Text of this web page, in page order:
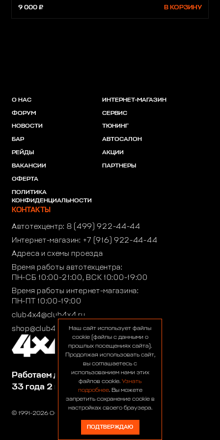
9 000 ₽ В КОРЗИНУ
© 1991-2026 ООО «Сервис 4х4»
Работаем для вас:
33 года 2 месяца 25 дней
О НАС
ФОРУМ
НОВОСТИ
БАР
РЕЙДЫ
ВАКАНСИИ
ОФЕРТА
ПОЛИТИКА
КОНФИДЕНЦИАЛЬНОСТИ
ИНТЕРНЕТ-МАГАЗИН
СЕРВИС
ТЮНИНГ
АВТОСАЛОН
АКЦИИ
ПАРТНЕРЫ
КОНТАКТЫ
Автотехцентр: 8 (499) 922-44-44
Интернет-магазин: +7 (916) 922-44-44
Адреса и схемы проезда
Время работы автотехцентра:
ПН-СБ 10:00-21:00, ВСК 10:00-19:00
Время работы интернет-магазина:
ПН-ПТ 10:00-19:00
club4x4@club4x4.ru
shop@club4x4.ruНаш сайт использует файлы
cookie (файлы с данными о
прошлых посещениях сайта).
Продолжая использовать сайт,
вы соглашаетесь с
использованием нами этих
файлов cookie. Узнать
подробнее. Вы можете
запретить сохранение cookie в
настройках своего браузера.
ПОДТВЕРЖДАЮ